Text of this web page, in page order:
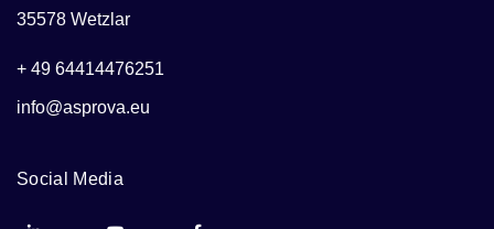
35578 Wetzlar
+ 49 64414476251
info@asprova.eu
Social Media